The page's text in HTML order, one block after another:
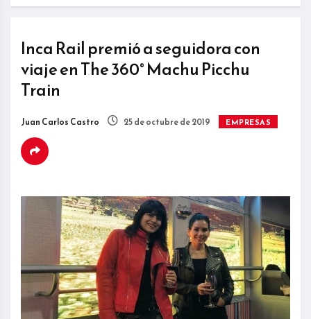
Inca Rail premió a seguidora con
viaje en The 360° Machu Picchu
Train
Juan Carlos Castro 25 de octubre de 2019 EMPRESAS